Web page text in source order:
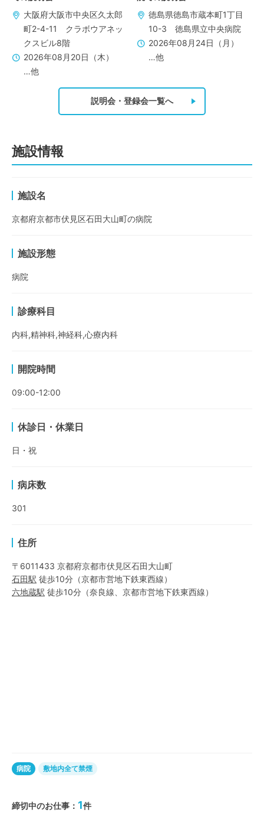
大阪府大阪市中央区久太郎
町2-4-11 クラボウアネッ
クスビル8階
2026年08月20日（木）
…他
徳島県徳島市蔵本町1丁目
10-3 徳島県立中央病院
2026年08月24日（月）
…他
説明会・登録会一覧へ
施設情報
施設名
京都府京都市伏見区石田大山町の病院
施設形態
病院
診療科目
内科,精神科,神経科,心療内科
開院時間
09:00-12:00
休診日・休業日
日・祝
病床数
301
住所
〒6011433 京都府京都市伏見区石田大山町
石田駅 徒歩10分 （京都市営地下鉄東西線）
六地蔵駅 徒歩10分 （奈良線 京都市営地下鉄東西線）
病院 敷地内全て禁煙
締切中のお仕事： 1件